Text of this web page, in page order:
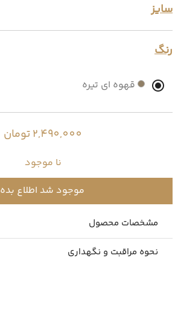
سایز
رنگ
قهوه ای تیره
2,490,000 تومان
نا موجود
موجود شد اطلاع بده
مشخصات محصول
نحوه مراقبت و نگهداری